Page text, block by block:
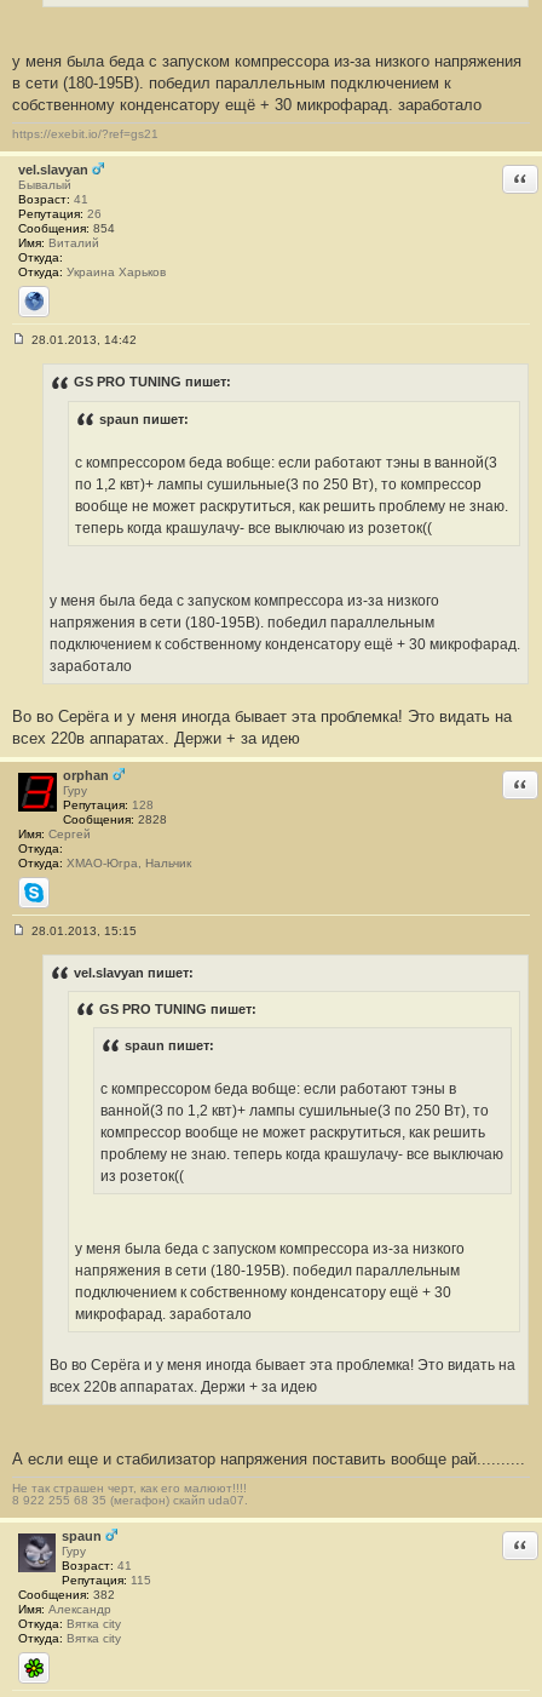
у меня была беда с запуском компрессора из-за низкого напряжения
в сети (180-195В). победил параллельным подключением к
собственному конденсатору ещё + 30 микрофарад. заработало
https://exebit.io/?ref=gs21
vel.slavyan
Бывалый
Возраст: 41
Репутация: 26
Сообщения: 854
Имя: Виталий
Откуда:
Откуда: Украина Харьков
Сайт
28.01.2013, 14:42
GS PRO TUNING пишет:
spaun пишет:
с компрессором беда вобще: если работают тэны в ванной(3
по 1,2 квт)+ лампы сушильные(3 по 250 Вт), то компрессор
вообще не может раскрутиться, как решить проблему не знаю.
теперь когда крашулачу- все выключаю из розеток((
у меня была беда с запуском компрессора из-за низкого
напряжения в сети (180-195В). победил параллельным
подключением к собственному конденсатору ещё + 30 микрофарад.
заработало
Во во Серёга и у меня иногда бывает эта проблемка! Это видать на
всех 220в аппаратах. Держи + за идею
orphan
Гуру
Репутация: 128
Сообщения: 2828
Имя: Сергей
Откуда:
Откуда: ХМАО-Югра, Нальчик
Skype
28.01.2013, 15:15
vel.slavyan пишет:
GS PRO TUNING пишет:
spaun пишет:
с компрессором беда вобще: если работают тэны в
ванной(3 по 1,2 квт)+ лампы сушильные(3 по 250 Вт), то
компрессор вообще не может раскрутиться, как решить
проблему не знаю. теперь когда крашулачу- все выключаю
из розеток((
у меня была беда с запуском компрессора из-за низкого
напряжения в сети (180-195В). победил параллельным
подключением к собственному конденсатору ещё + 30
микрофарад. заработало
Во во Серёга и у меня иногда бывает эта проблемка! Это видать на
всех 220в аппаратах. Держи + за идею
А если еще и стабилизатор напряжения поставить вообще рай..........
Не так страшен черт, как его малюют!!!!
8 922 255 68 35 (мегафон) скайп uda07.
spaun
Гуру
Возраст: 41
Репутация: 115
Сообщения: 382
Имя: Александр
Откуда: Вятка city
Откуда: Вятка city
ICQ